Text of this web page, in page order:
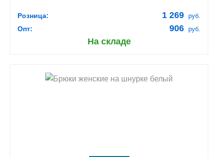
Розница: 1 269 руб.
Опт: 906 руб.
На складе
shopping_cart В КОРЗИНУ